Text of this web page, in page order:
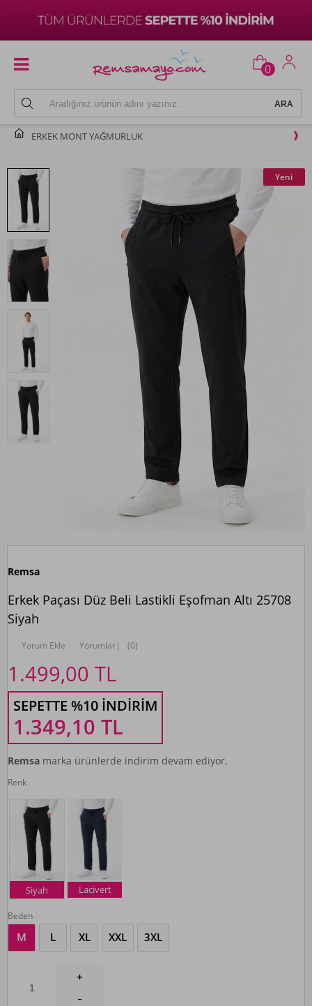
0
ERKEK MONT YAĞMURLUK
Yeni
Remsa
Erkek Paçası Düz Beli Lastikli Eşofman Altı 25708
Siyah
Yorum Ekle Yorumlar| (0)
1.499,00 TL
SEPETTE %10 İNDIRIM
1.349,10 TL
Remsa marka ürünlerde indirim devam ediyor.
Renk
Siyah Lacivert
Beden
M L XL XXL 3XL